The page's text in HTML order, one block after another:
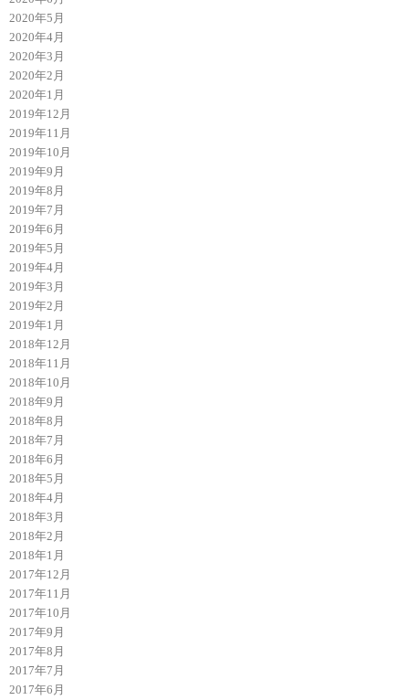
2020年5月
2020年4月
2020年3月
2020年2月
2020年1月
2019年12月
2019年11月
2019年10月
2019年9月
2019年8月
2019年7月
2019年6月
2019年5月
2019年4月
2019年3月
2019年2月
2019年1月
2018年12月
2018年11月
2018年10月
2018年9月
2018年8月
2018年7月
2018年6月
2018年5月
2018年4月
2018年3月
2018年2月
2018年1月
2017年12月
2017年11月
2017年10月
2017年9月
2017年8月
2017年7月
2017年6月